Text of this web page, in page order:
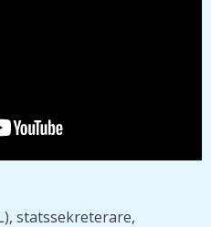
statssekreterare,